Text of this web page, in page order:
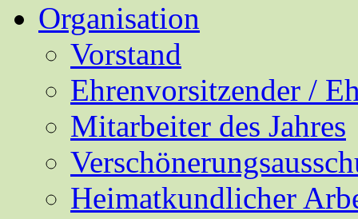
Organisation
Vorstand
Ehrenvorsitzender /
Mitarbeiter des Jahres
Heimatkundlicher